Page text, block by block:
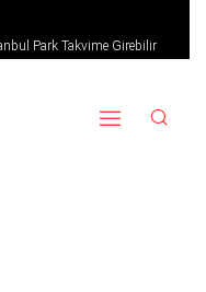
Park Takvime Girebilir